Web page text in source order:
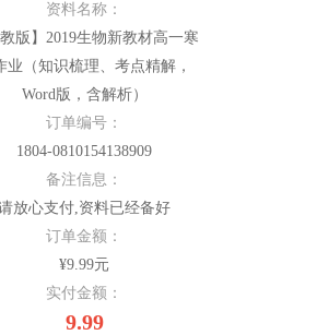
资料名称：
教版】2019生物新教材高一寒
业（知识梳理、考点精解，
Word版，含解析）
订单编号：
1804-0810154138909
备注信息：
放心支付,资料已经备好
订单金额：
¥9.99元
实付金额：
9.99